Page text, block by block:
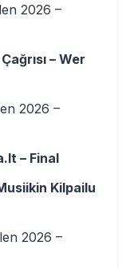
2026 –
– Wer
2026 –
– Final
Kilpailu
2026 –